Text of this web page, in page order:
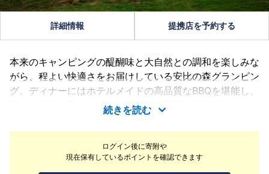
ログイン後に寄附や
現在保有しているポイントを確認できます
詳細情報 提携店を予約する
本来のキャンピングの醍醐味と大自然との調和を楽しみな
がら、程よい快適さをお届けしている安比の森グランピン
グ。ディナーにはホテルメイドの高品質なBBQを堪能し、
夜には満天の星を、朝には爽やかな高原の風と美味しい空
気をお楽しみ下さい。また、ペットと一緒にお泊りいただ
ける専用のテントサイト（ペットサイト）もご用意してお
ります。岩手県の北部に位置し、東北、八幡平の自然の魅
力をゆったりとご満喫いただけるほか、安比高原リゾート
続きを読む